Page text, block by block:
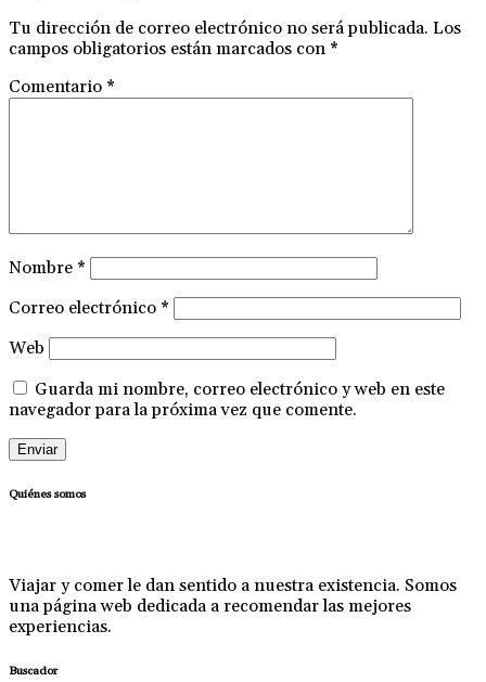
Tu dirección de correo electrónico no será publicada. Los
campos obligatorios están marcados con *
Comentario *
Nombre *
Correo electrónico *
Web
Guarda mi nombre, correo electrónico y web en este
navegador para la próxima vez que comente.
Quiénes somos
Viajar y comer le dan sentido a nuestra existencia. Somos
una página web dedicada a recomendar las mejores
experiencias.
Buscador